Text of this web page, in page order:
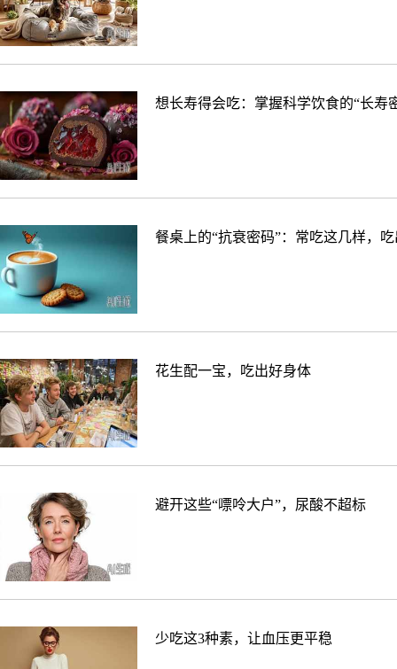
想长寿得会吃：掌握科学饮食的“长寿
餐桌上的“抗衰密码”：常吃这几样，
花生配一宝，吃出好身体
避开这些“嘌呤大户”，尿酸不超标
少吃这3种素，让血压更平稳